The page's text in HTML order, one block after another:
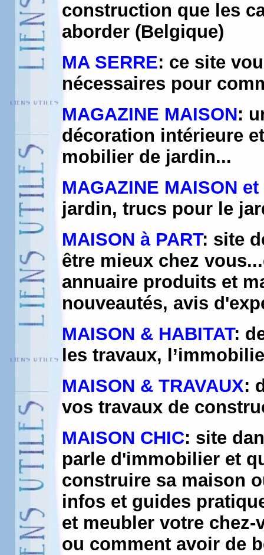
construction que les
aborder (Belgique)
MA SERRE: ce site
nécessaires pour
MAGAZINE MAISON:
décoration intérieure
mobilier de jardin...
MAGAZINE MAISON
jardin, trucs pour le
MAISON à PART: site
être mieux chez
annuaire produits et
nouveautés, avis
MAISON & HABITAT:
les travaux,
MAISON & TRAVAUX:
vos travaux de
MAISON CHIC: site
parle d'immobilier et
construire sa maison
infos et guides
et meubler votre
ou comment avoir de